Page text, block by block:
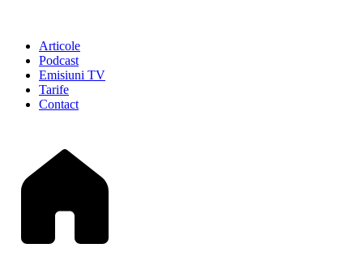
Articole
Podcast
Emisiuni TV
Tarife
Contact